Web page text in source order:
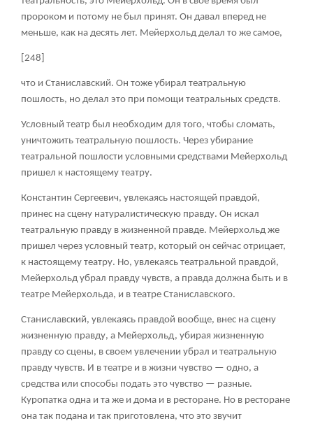
пророком и потому не был принят. Он давал вперед не
меньше, как на десять лет. Мейерхольд делал то же самое,
[248]
что и Станиславский. Он тоже убирал театральную
пошлость, но делал это при помощи театральных средств.
Условный театр был необходим для того, чтобы сломать,
уничтожить театральную пошлость. Через убирание
театральной пошлости условными средствами Мейерхольд
пришел к настоящему театру.
Константин Сергеевич, увлекаясь настоящей правдой,
принес на сцену натуралистическую правду. Он искал
театральную правду в жизненной правде. Мейерхольд же
пришел через условный театр, который он сейчас отрицает,
к настоящему театру. Но, увлекаясь театральной правдой,
Мейерхольд убрал правду чувств, а правда должна быть и в
театре Мейерхольда, и в театре Станиславского.
Станиславский, увлекаясь правдой вообще, внес на сцену
жизненную правду, а Мейерхольд, убирая жизненную
правду со сцены, в своем увлечении убрал и театральную
правду чувств. И в театре и в жизни чувство — одно, а
средства или способы подать это чувство — разные.
Куропатка одна и та же и дома и в ресторане. Но в ресторане
она так подана и так приготовлена, что это звучит